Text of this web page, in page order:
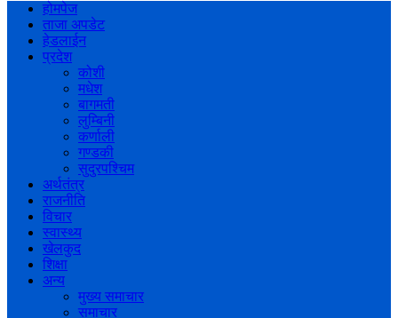
होमपेज
ताजा अपडेट
हेडलाईन
प्रदेश
कोशी
मधेश
बागमती
लुम्बिनी
कर्णाली
गण्डकी
सुदुरपश्चिम
अर्थतंत्र
राजनीति
विचार
स्वास्थ्य
खेलकुद
शिक्षा
अन्य
मुख्य समाचार
समाचार